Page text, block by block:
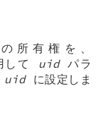
所有権を、
して uidパラ
uidに設定しま